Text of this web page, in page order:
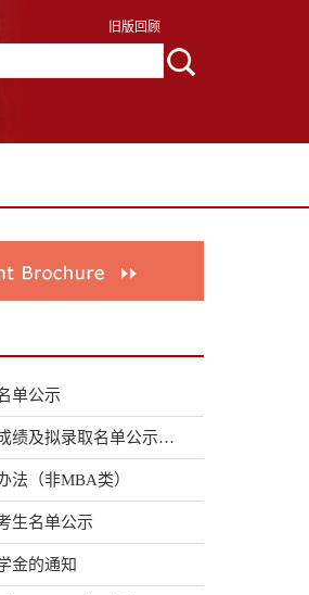
旧版回顾
单公示
管理学院2026年硕士研究生招生考试复试成绩及拟录取名单公示（非...
法（非MBA类）
生名单公示
金的通知